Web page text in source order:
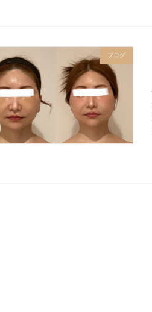
ブログ